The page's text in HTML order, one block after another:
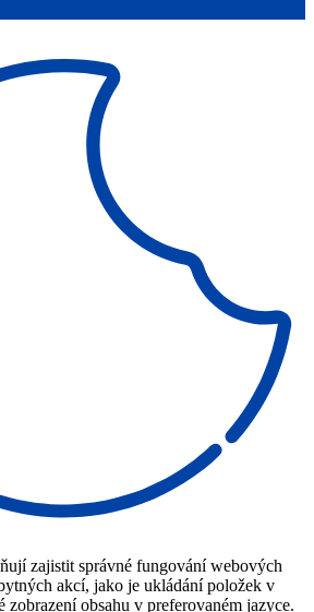
zajistit správné fungování webových
akcí, jako je ukládání položek v
zobrazení obsahu v preferovaném jazyce.